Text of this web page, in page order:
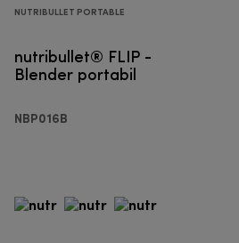
NUTRIBULLET PORTABLE
nutribullet® FLIP -
Blender portabil
NBP016B